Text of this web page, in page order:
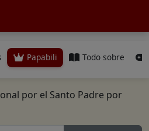
Papabili Todo sobre
por el Santo Padre por